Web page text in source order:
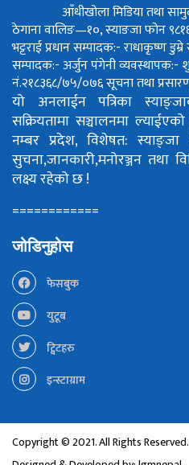
आँधीखोला मिडिया तथा
ठेगाना वालिङ—१०, स्याङजा फोन
भट्टराईप्रधान सम्पादक:- राधाकृष्ण डुम्रे
सम्पादक:- अर्जुन पंगेनीव्यवस्थापक:-
नं.२१८३६८/७५/०७६सूचना तथा
यो अनलाईन पत्रिका
सक्रियतामा सञ्चालनमा
नम्बर प्रदेश, विशेषत: स्याङ्जा
सुचना,जानकारी,मनोरञ्जन तथा
लक्ष्य रहेको छ !
============
जोडिनुहोस
फेसबुक
युटूब
ट्विटहरु
इन्स्टाग्राम
Copyright © 2021. All Rights Reserved.